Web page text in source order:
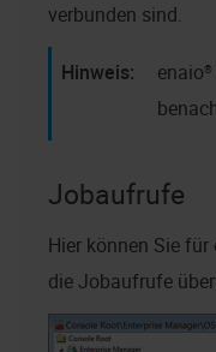
verbunden sind.
Jobaufrufe
Hier können Sie
die Jobaufrufe